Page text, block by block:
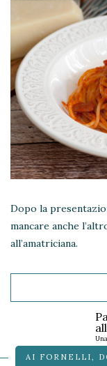
Dopo la
mancare anche
all’amatriciana.
Una
AI FORNELLI,